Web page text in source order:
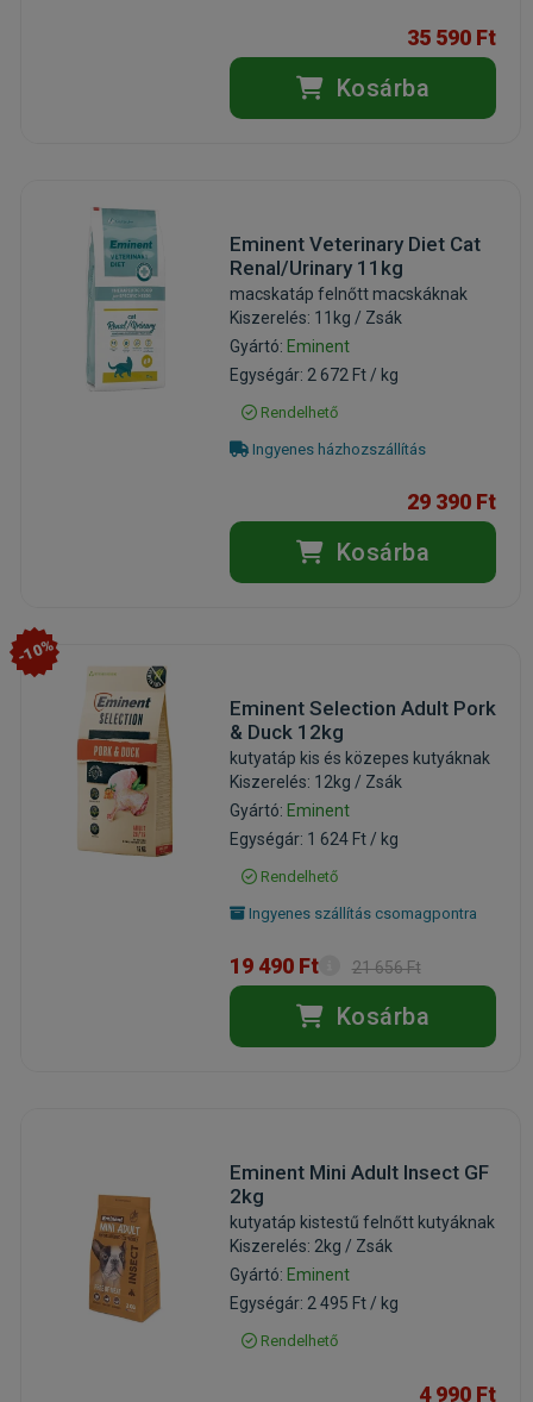
35 590 Ft
Kosárba
Eminent Veterinary Diet Cat
Renal/Urinary 11kg
macskatáp felnőtt macskáknak
Kiszerelés: 11kg / Zsák
Gyártó: Eminent
Egységár: 2 672 Ft / kg
Rendelhető
Ingyenes házhozszállítás
29 390 Ft
Kosárba
-10%
Eminent Selection Adult Pork
& Duck 12kg
kutyatáp kis és közepes kutyáknak
Kiszerelés: 12kg / Zsák
Gyártó: Eminent
Egységár: 1 624 Ft / kg
Rendelhető
Ingyenes szállítás csomagpontra
19 490 Ft 21 656 Ft
Kosárba
Eminent Mini Adult Insect GF
2kg
kutyatáp kistestű felnőtt kutyáknak
Kiszerelés: 2kg / Zsák
Gyártó: Eminent
Egységár: 2 495 Ft / kg
Rendelhető
4 990 Ft